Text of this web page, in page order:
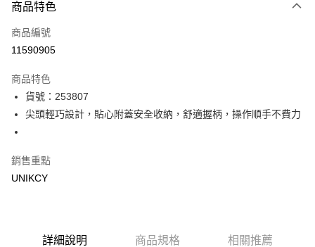
icash Pay
信用卡一次付款
LINE Pay
Apple Pay
商品特色
商品編號
11590905
商品特色
貨號：253807
尖頭輕巧設計，貼心附蓋安全收納，舒適握柄，操作順手不費力
銷售重點
UNIKCY
詳細說明 商品規格 相關推薦